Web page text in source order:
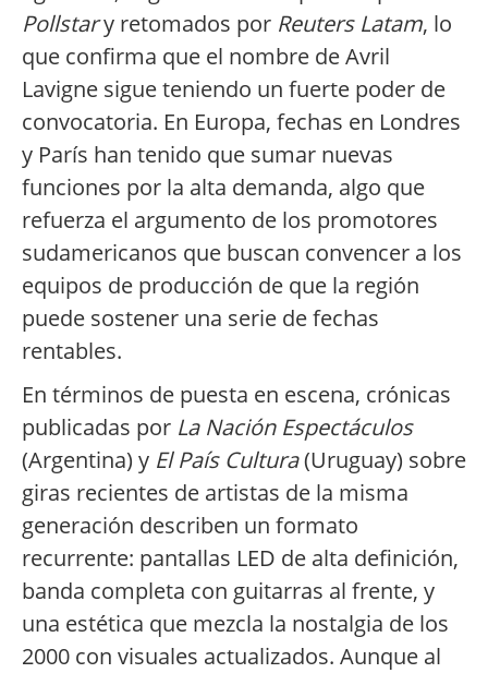
Pollstary retomados por Reuters Latam, lo
que confirma que el nombre de Avril
Lavigne sigue teniendo un fuerte poder de
convocatoria. En Europa, fechas en Londres
y París han tenido que sumar nuevas
funciones por la alta demanda, algo que
refuerza el argumento de los promotores
sudamericanos que buscan convencer a los
equipos de producción de que la región
puede sostener una serie de fechas
rentables.
En términos de puesta en escena, crónicas
publicadas por La Nación Espectáculos
(Argentina) y El País Cultura(Uruguay) sobre
giras recientes de artistas de la misma
generación describen un formato
recurrente: pantallas LED de alta definición,
banda completa con guitarras al frente, y
una estética que mezcla la nostalgia de los
2000 con visuales actualizados. Aunque al